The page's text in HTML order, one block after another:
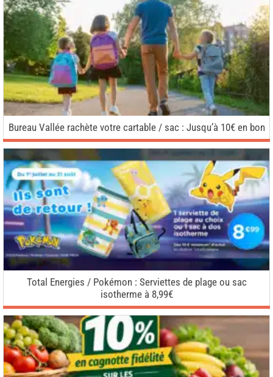
Bureau Vallée rachète votre cartable / sac : Jusqu’à 10€ en bon
Total Energies / Pokémon : Serviettes de plage ou sac
isotherme à 8,99€